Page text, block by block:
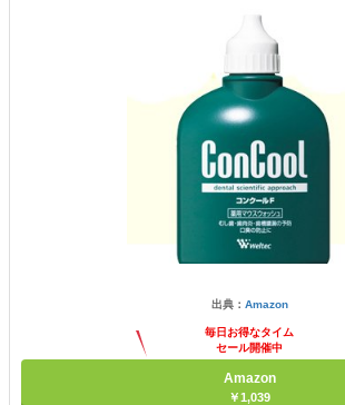
出典： Amazon
毎日お得なタイム
セール開催中
Amazon
￥1,039